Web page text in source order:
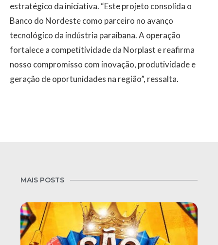
estratégico da iniciativa. “Este projeto consolida o
Banco do Nordeste como parceiro no avanço
tecnológico da indústria paraibana. A operação
fortalece a competitividade da Norplast e reafirma
nosso compromisso com inovação, produtividade e
geração de oportunidades na região”, ressalta.
MAIS POSTS